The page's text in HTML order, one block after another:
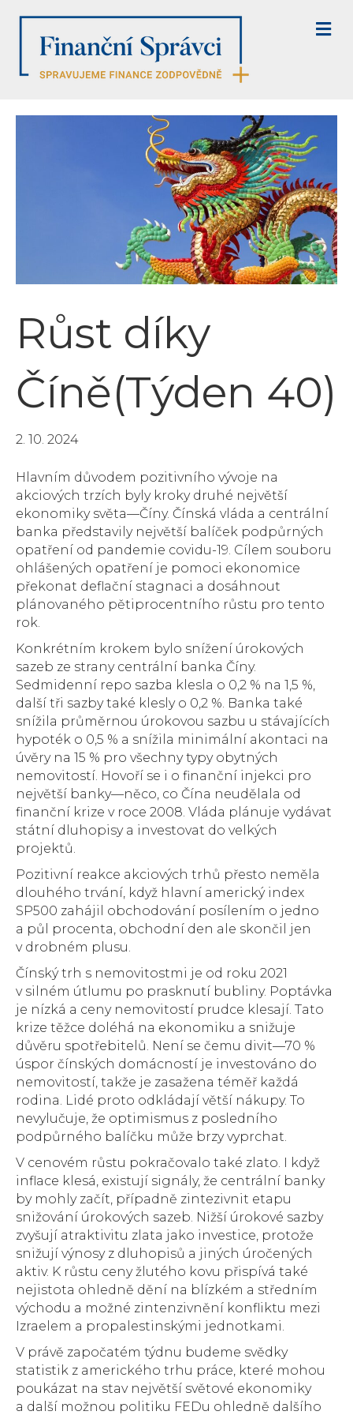
M
E
Růst díky
Číně(Týden 40)
2. 10. 2024
Hlavním důvodem pozitivního vývoje na
akciových trzích byly kroky druhé největší
ekonomiky světa—Číny. Čínská vláda a centrální
banka představily největší balíček podpůrných
opatření od pandemie covidu-19. Cílem souboru
ohlášených opatření je pomoci ekonomice
překonat deflační stagnaci a dosáhnout
plánovaného pětiprocentního růstu pro tento
rok.
Konkrétním krokem bylo snížení úrokových
sazeb ze strany centrální banka Číny.
Sedmidenní repo sazba klesla o 0,2 % na 1,5 %,
další tři sazby také klesly o 0,2 %. Banka také
snížila průměrnou úrokovou sazbu u stávajících
hypoték o 0,5 % a snížila minimální akontaci na
úvěry na 15 % pro všechny typy obytných
nemovitostí. Hovoří se i o finanční injekci pro
největší banky—něco, co Čína neudělala od
finanční krize v roce 2008. Vláda plánuje vydávat
státní dluhopisy a investovat do velkých
projektů.
Pozitivní reakce akciových trhů přesto neměla
dlouhého trvání, když hlavní americký index
SP500 zahájil obchodování posílením o jedno
a půl procenta, obchodní den ale skončil jen
v drobném plusu.
Čínský trh s nemovitostmi je od roku 2021
v silném útlumu po prasknutí bubliny. Poptávka
je nízká a ceny nemovitostí prudce klesají. Tato
krize těžce doléhá na ekonomiku a snižuje
důvěru spotřebitelů. Není se čemu divit—70 %
úspor čínských domácností je investováno do
nemovitostí, takže je zasažena téměř každá
rodina. Lidé proto odkládají větší nákupy. To
nevylučuje, že optimismus z posledního
podpůrného balíčku může brzy vyprchat.
V cenovém růstu pokračovalo také zlato. I když
inflace klesá, existují signály, že centrální banky
by mohly začít, případně zintezivnit etapu
snižování úrokových sazeb. Nižší úrokové sazby
zvyšují atraktivitu zlata jako investice, protože
snižují výnosy z dluhopisů a jiných úročených
aktiv. K růstu ceny žlutého kovu přispívá také
nejistota ohledně dění na blízkém a středním
východu a možné zintenzivnění konfliktu mezi
Izraelem a propalestinskými jednotkami.
V právě započatém týdnu budeme svědky
statistik z amerického trhu práce, které mohou
poukázat na stav největší světové ekonomiky
a další možnou politiku FEDu ohledně dalšího